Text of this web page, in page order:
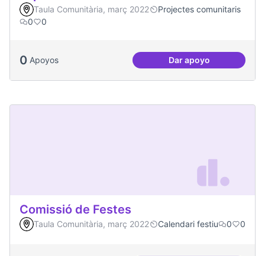
Taula Comunitària, març 2022
Projectes comunitaris
0
0
0 Apoyos Dar apoyo
Espai Jove
Comissió de Festes
Taula Comunitària, març 2022 Calendari festiu 0 0